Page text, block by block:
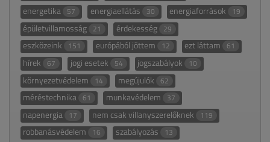
energetika 57 energiaellátás 30 energiaforrások 19
épületvillamosság 21 érdekesség 29
eszközeink 151 európából jöttem 12 ezt láttam 61
hírek 67 jogi esetek 54 jogszabályok 10
környezetvédelem 14 megújulók 62
méréstechnika 61 munkavédelem 37
napenergia 17 nem csak villanyszerelőknek 119
robbanásvédelem 16 szabályozás 13